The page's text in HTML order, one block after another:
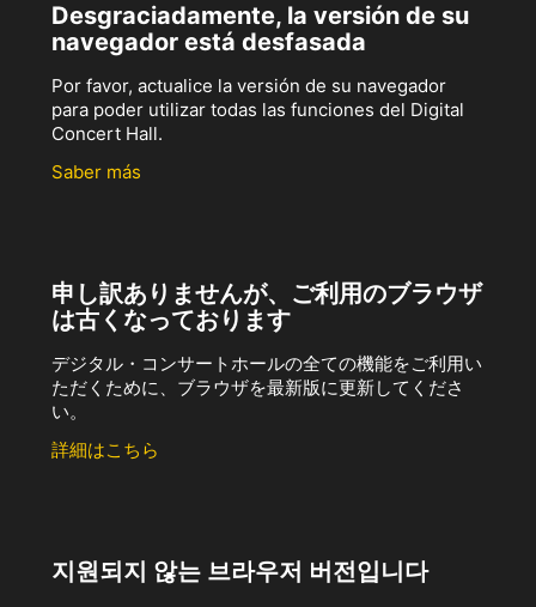
Desgraciadamente, la versión de su
navegador está desfasada
Por favor, actualice la versión de su navegador
para poder utilizar todas las funciones del Digital
Concert Hall.
Saber más
申し訳ありませんが、ご利用のブラウザ
は古くなっております
デジタル・コンサートホールの全ての機能をご利用い
ただくために、ブラウザを最新版に更新してくださ
い。
詳細はこちら
지원되지 않는 브라우저 버전입니다